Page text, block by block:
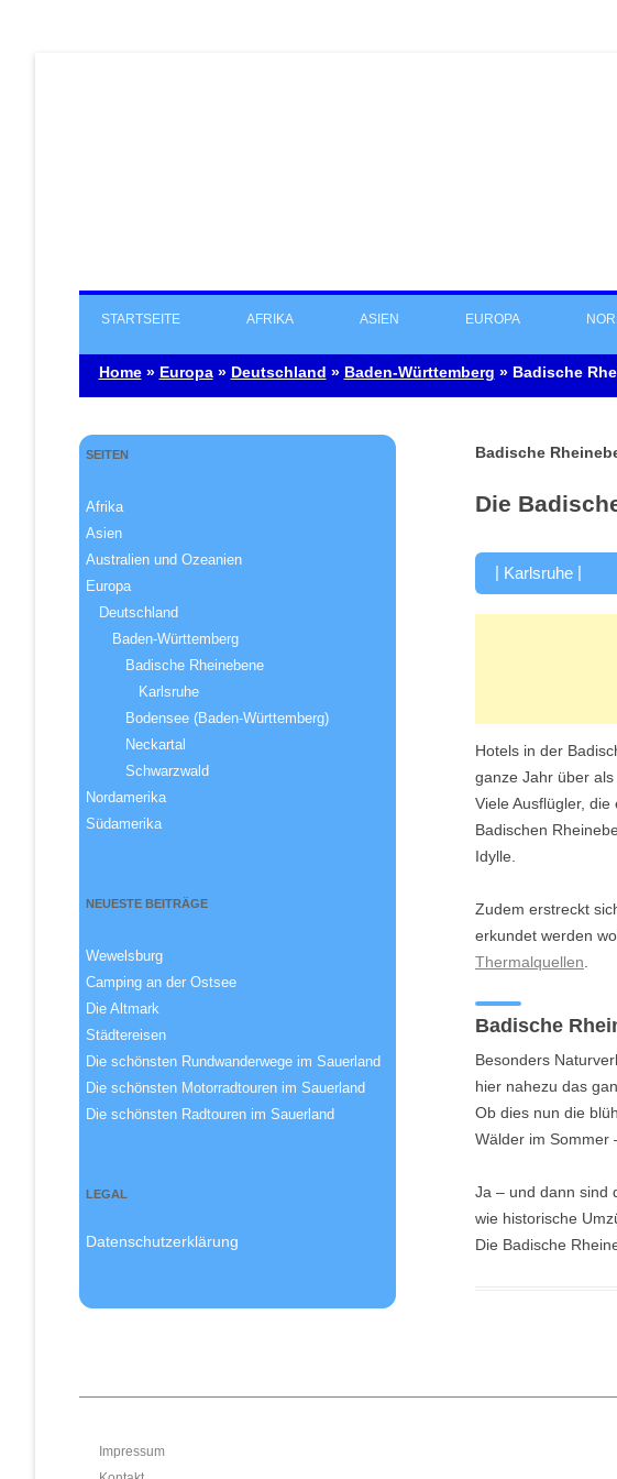
STARTSEITE AFRIKA ASIEN EUROPA
Home» Europa» Deutschland » Baden-Württemberg » Badische
Badische
Die
Karlsruhe
Hotels in der
ganze Jahr über
Viele Ausflügler,
Badischen
Idylle.
Zudem erstreckt
erkundet werden
Thermalquellen.
Badische
Besonders
hier nahezu das
Ob dies nun die
Wälder im Sommer
Ja – und dann sind
wie historische
Die Badische
SEITEN
Afrika
Asien
Australien und Ozeanien
Europa
Deutschland
Baden-Württemberg
Badische Rheinebene
Karlsruhe
Bodensee (Baden-Württemberg)
Neckartal
Schwarzwald
Nordamerika
Südamerika
NEUESTE BEITRÄGE
Wewelsburg
Camping an der Ostsee
Die Altmark
Städtereisen
Die schönsten Rundwanderwege im Sauerland
Die schönsten Motorradtouren im Sauerland
Die schönsten Radtouren im Sauerland
LEGAL
Datenschutzerklärung
Impressum